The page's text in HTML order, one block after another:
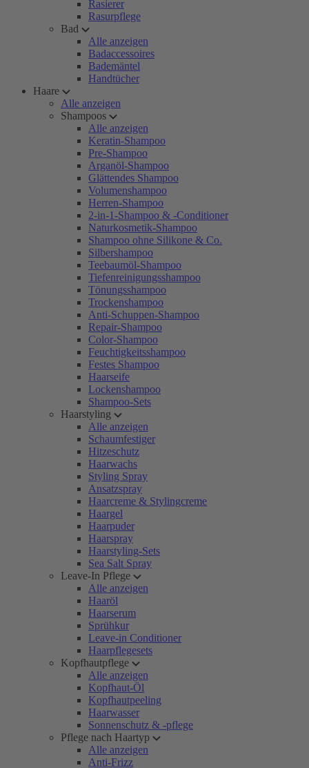
Rasierer
Rasurpflege
Bad
Alle anzeigen
Badaccessoires
Bademäntel
Handtücher
Haare
Alle anzeigen
Shampoos
Alle anzeigen
Keratin-Shampoo
Pre-Shampoo
Arganöl-Shampoo
Glättendes Shampoo
Volumenshampoo
Herren-Shampoo
2-in-1-Shampoo & -Conditioner
Naturkosmetik-Shampoo
Shampoo ohne Silikone & Co.
Silbershampoo
Teebaumöl-Shampoo
Tiefenreinigungsshampoo
Tönungsshampoo
Trockenshampoo
Anti-Schuppen-Shampoo
Repair-Shampoo
Color-Shampoo
Feuchtigkeitsshampoo
Festes Shampoo
Haarseife
Lockenshampoo
Shampoo-Sets
Haarstyling
Alle anzeigen
Schaumfestiger
Hitzeschutz
Haarwachs
Styling Spray
Ansatzspray
Haarcreme & Stylingcreme
Haargel
Haarpuder
Haarspray
Haarstyling-Sets
Sea Salt Spray
Leave-In Pflege
Alle anzeigen
Haaröl
Haarserum
Sprühkur
Leave-in Conditioner
Haarpflegesets
Kopfhautpflege
Alle anzeigen
Kopfhaut-Öl
Kopfhautpeeling
Haarwasser
Sonnenschutz & -pflege
Pflege nach Haartyp
Alle anzeigen
Anti-Frizz